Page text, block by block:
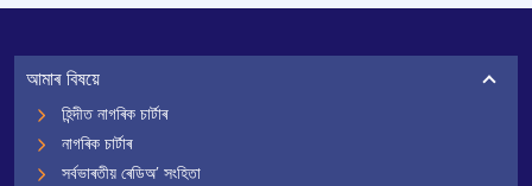
আমাৰ বিষয়ে
হিন্দীত নাগৰিক চাৰ্টাৰ
নাগৰিক চাৰ্টাৰ
সৰ্বভাৰতীয় ৰেডিঅ’ সংহিতা